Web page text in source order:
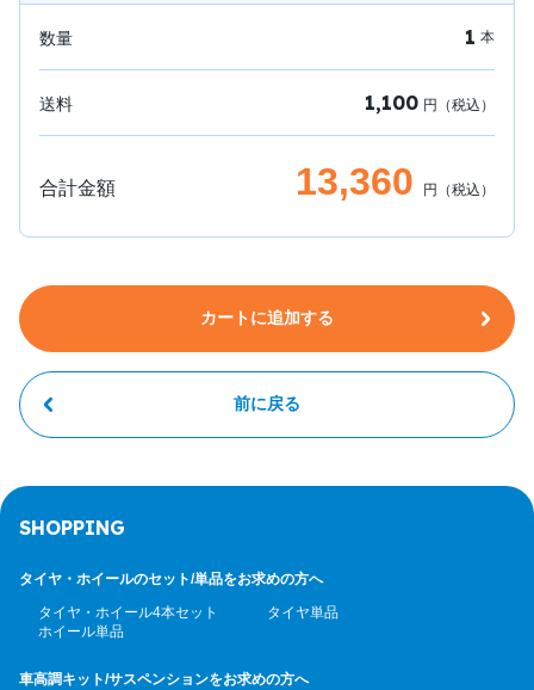
数量 1 本
送料 1,100 円（税込）
合計金額 13,360 円（税込）
カートに追加する
前に戻る
SHOPPING
タイヤ・ホイールのセット/単品をお求めの方へ
タイヤ・ホイール4本セット
タイヤ単品
ホイール単品
車高調キット/サスペンションをお求めの方へ